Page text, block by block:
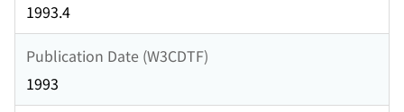
1993.4
Publication Date (W3CDTF)
1993